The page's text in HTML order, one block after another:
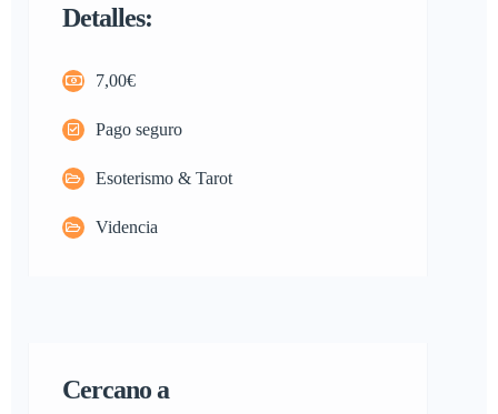
Detalles:
7,00€
Pago seguro
Esoterismo & Tarot
Videncia
Cercano a